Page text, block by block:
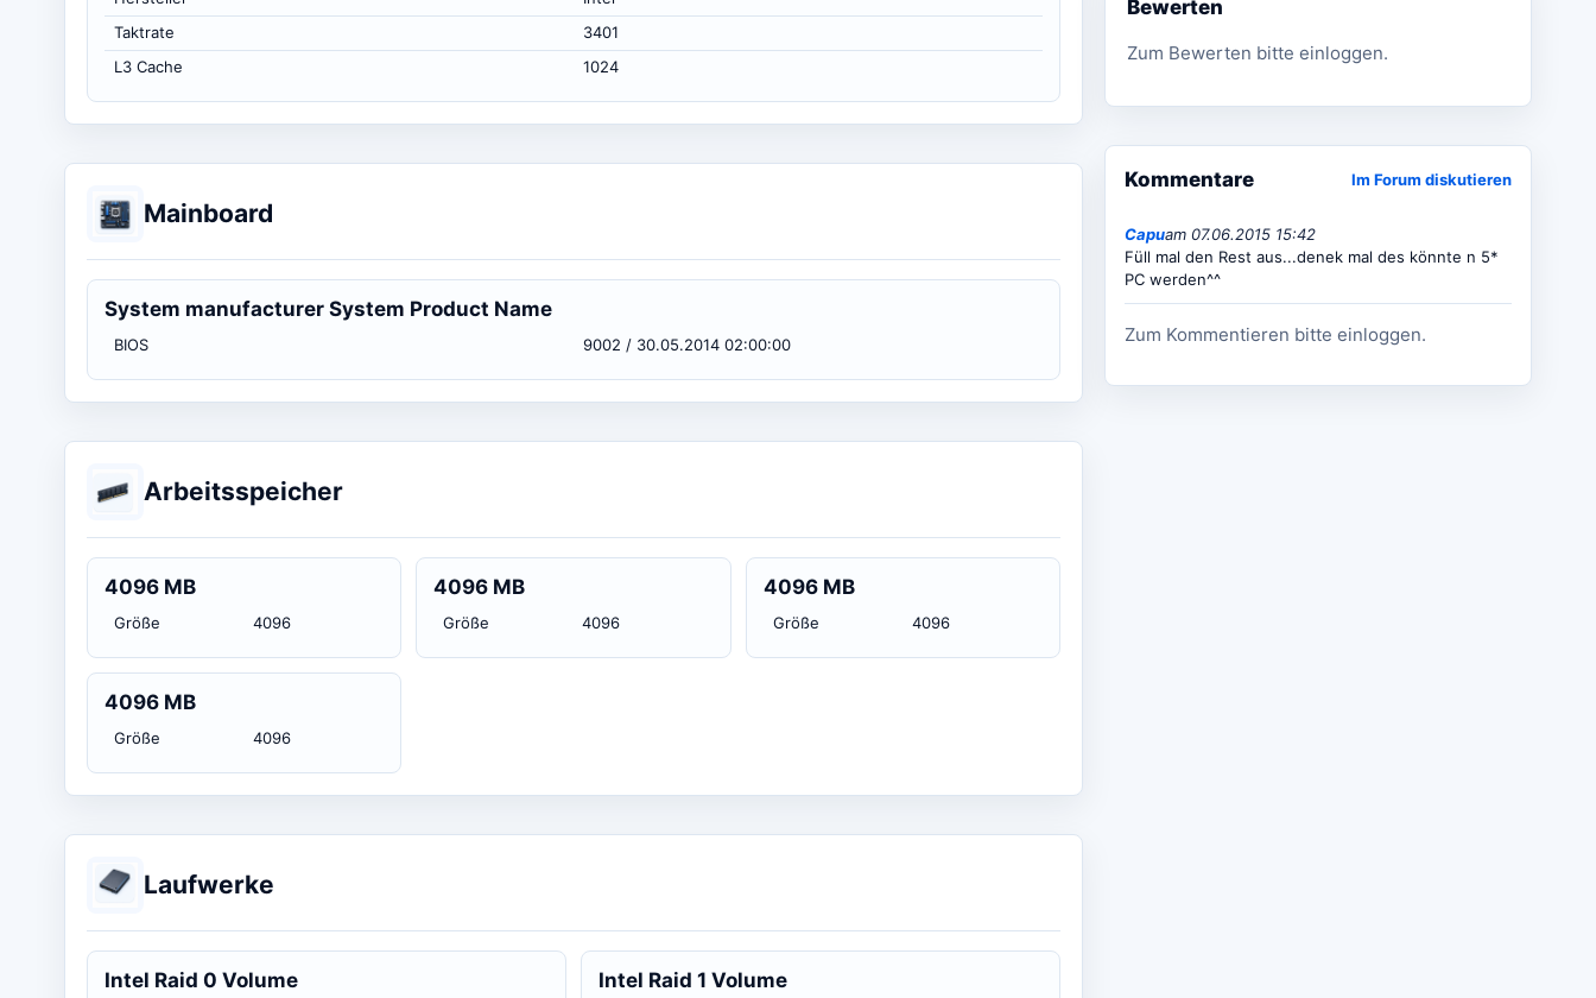
Taktrate
3401
L3 Cache
1024
Mainboard
System manufacturer System Product Name
BIOS 9002 / 30.05.2014 02:00:00
Arbeitsspeicher
4096 MB
Größe 4096
4096 MB
Größe 4096
4096 MB
Größe 4096
4096 MB
Größe 4096
Laufwerke
Intel Raid 0 Volume Intel Raid 1 Volume
Bewerten
Zum Bewerten bitte einloggen.
Kommentare Im Forum diskutieren
Capuam 07.06.2015 15:42
Füll mal den Rest aus...denek mal des könnte n 5*
PC werden^^
Zum Kommentieren bitte einloggen.